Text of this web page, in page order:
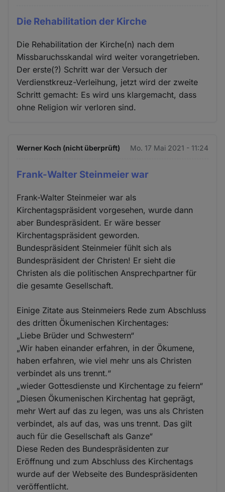
Die Rehabilitation der Kirche
Die Rehabilitation der Kirche(n) nach dem
Missbaruchsskandal wird weiter vorangetrieben.
Der erste(?) Schritt war der Versuch der
Verdienstkreuz-Verleihung, jetzt wird der zweite
Schritt gemacht: Es wird uns klargemacht, dass
ohne Religion wir verloren sind.
Werner Koch (nicht überprüft) Mo. 17 Mai 2021 - 11:24
Frank-Walter Steinmeier war
Frank-Walter Steinmeier war als
Kirchentagspräsident vorgesehen, wurde dann
aber Bundespräsident. Er wäre besser
Kirchentagspräsident geworden.
Bundespräsident Steinmeier fühlt sich als
Bundespräsident der Christen! Er sieht die
Christen als die politischen Ansprechpartner für
die gesamte Gesellschaft.
Einige Zitate aus Steinmeiers Rede zum Abschluss
des dritten Ökumenischen Kirchentages:
„Liebe Brüder und Schwestern“
„Wir haben einander erfahren, in der Ökumene,
haben erfahren, wie viel mehr uns als Christen
verbindet als uns trennt.“
„wieder Gottesdienste und Kirchentage zu feiern“
„Diesen Ökumenischen Kirchentag hat geprägt,
mehr Wert auf das zu legen, was uns als Christen
verbindet, als auf das, was uns trennt. Das gilt
auch für die Gesellschaft als Ganze“
Diese Reden des Bundespräsidenten zur
Eröffnung und zum Abschluss des Kirchentags
wurde auf der Webseite des Bundespräsidenten
veröffentlicht.